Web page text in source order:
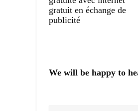
gratuit en échange de
publicité
We will be happy to